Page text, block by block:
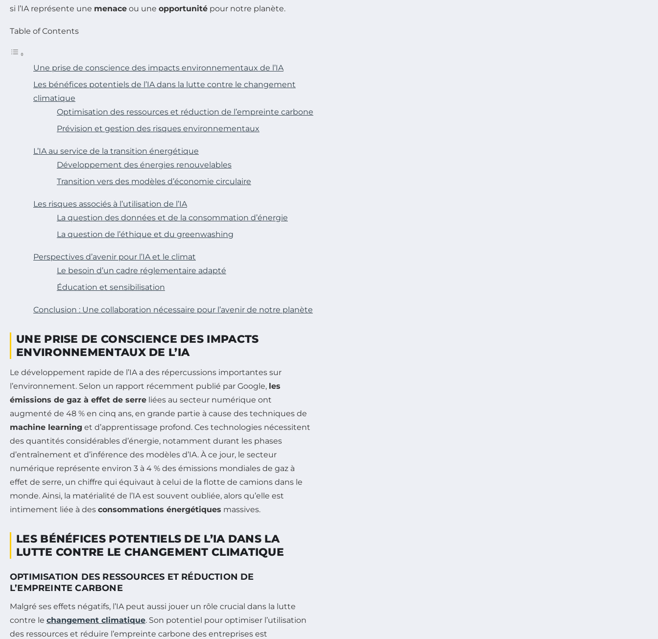
si l’IA représente une menace ou une opportunité pour notre planète.
Table of Contents
Une prise de conscience des impacts environnementaux de l’IA
Les bénéfices potentiels de l’IA dans la lutte contre le changement
climatique
Optimisation des ressources et réduction de l’empreinte carbone
Prévision et gestion des risques environnementaux
L’IA au service de la transition énergétique
Développement des énergies renouvelables
Transition vers des modèles d’économie circulaire
Les risques associés à l’utilisation de l’IA
La question des données et de la consommation d’énergie
La question de l’éthique et du greenwashing
Perspectives d’avenir pour l’IA et le climat
Le besoin d’un cadre réglementaire adapté
Éducation et sensibilisation
Conclusion : Une collaboration nécessaire pour l’avenir de notre planète
UNE PRISE DE CONSCIENCE DES IMPACTS
ENVIRONNEMENTAUX DE L’IA
Le développement rapide de l’IA a des répercussions importantes sur
l’environnement. Selon un rapport récemment publié par Google, les
émissions de gaz à effet de serre liées au secteur numérique ont
augmenté de 48 % en cinq ans, en grande partie à cause des techniques de
machine learning et d’apprentissage profond. Ces technologies nécessitent
des quantités considérables d’énergie, notamment durant les phases
d’entraînement et d’inférence des modèles d’IA. À ce jour, le secteur
numérique représente environ 3 à 4 % des émissions mondiales de gaz à
effet de serre, un chiffre qui équivaut à celui de la flotte de camions dans le
monde. Ainsi, la matérialité de l’IA est souvent oubliée, alors qu’elle est
intimement liée à des consommations énergétiques massives.
LES BÉNÉFICES POTENTIELS DE L’IA DANS LA
LUTTE CONTRE LE CHANGEMENT CLIMATIQUE
OPTIMISATION DES RESSOURCES ET RÉDUCTION DE
L’EMPREINTE CARBONE
Malgré ses effets négatifs, l’IA peut aussi jouer un rôle crucial dans la lutte
contre le changement climatique. Son potentiel pour optimiser l’utilisation
des ressources et réduire l’empreinte carbone des entreprises est